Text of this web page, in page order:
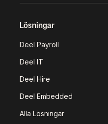
Lösningar
Deel Payroll
Deel IT
Deel Hire
Deel Embedded
Alla Lösningar